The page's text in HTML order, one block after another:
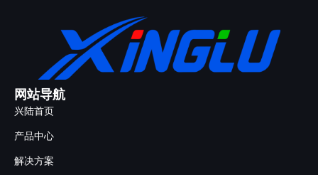
网站导航
兴陆首页
产品中心
解决方案